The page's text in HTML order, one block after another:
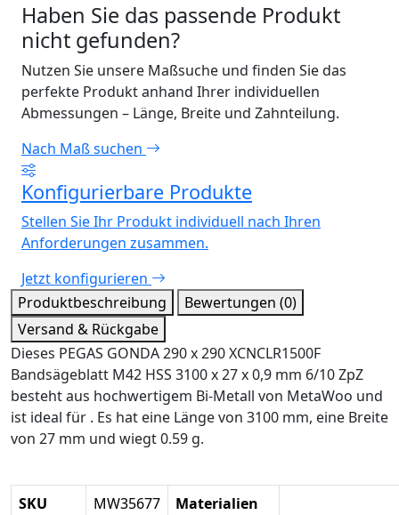
Haben Sie das passende Produkt
nicht gefunden?
Nutzen Sie unsere Maßsuche und finden Sie das
perfekte Produkt anhand Ihrer individuellen
Abmessungen – Länge, Breite und Zahnteilung.
Nach Maß suchen
Konfigurierbare Produkte
Stellen Sie Ihr Produkt individuell nach Ihren
Anforderungen zusammen.
Jetzt konfigurieren
Produktbeschreibung
Bewertungen (0)
Versand & Rückgabe
Dieses PEGAS GONDA 290 x 290 XCNCLR1500F
Bandsägeblatt M42 HSS 3100 x 27 x 0,9 mm 6/10 ZpZ
besteht aus hochwertigem Bi-Metall von MetaWoo und
ist ideal für . Es hat eine Länge von 3100 mm, eine Breite
von 27 mm und wiegt 0.59 g.
SKU MW35677
Materialien